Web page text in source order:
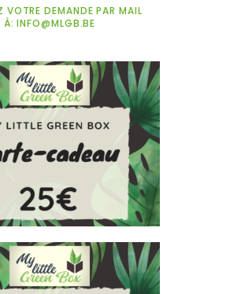
VOTRE DEMANDE PAR MAIL
À: INFO@MLGB.BE
CADEAU 25€
25,00€